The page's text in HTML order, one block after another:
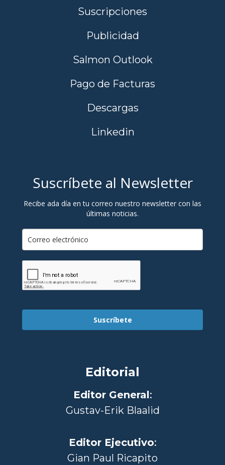
Suscripciones
Publicidad
Salmon Outlook
Pago de Facturas
Descargas
Linkedin
Suscríbete al Newsletter
Recibe ada día en tu correo nuestro newsletter con las
últimas noticias.
Suscríbete
Editorial
Editor General:
Gustav-Erik Blaalid
Editor Ejecutivo:
Gian Paul Ricapito